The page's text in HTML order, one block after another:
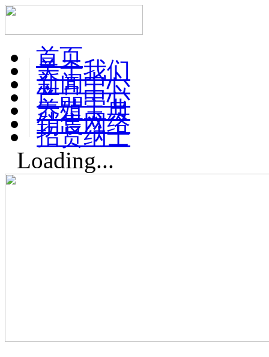
首页
关于我们
新闻中心
产品中心
养殖宝典
销售网络
招贤纳士
Loading...